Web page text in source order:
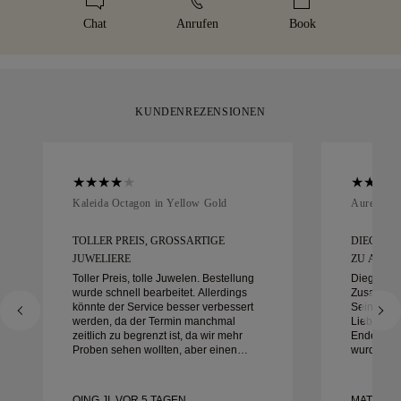
Chat Anrufen Book
KUNDENREZENSIONEN
Kaleida Octagon in Yellow Gold
TOLLER PREIS, GROSSARTIGE J
UWELIERE
Toller Preis, tolle Juwelen. Bestellung
wurde schnell bearbeitet. Allerdings
könnte der Service besser verbessert
werden, da der Termin manchmal
zeitlich zu begrenzt ist, da wir mehr
Proben sehen wollten, aber einen
Aurelle in
DIEGO
ZU
Diego
Sein
Liebe
Ende
wurde